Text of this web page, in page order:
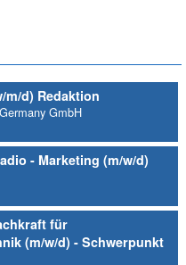
d) Redaktion
GmbH
- Marketing (m/w/d)
für
(m/w/d) - Schwerpunkt